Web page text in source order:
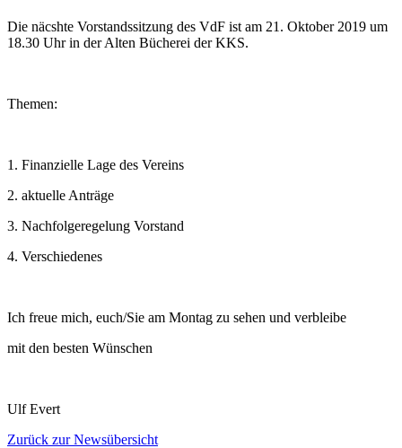
Die näcshte Vorstandssitzung des VdF ist am 21. Oktober 2019 um
18.30 Uhr in der Alten Bücherei der KKS.
Themen:
1. Finanzielle Lage des Vereins
2. aktuelle Anträge
3. Nachfolgeregelung Vorstand
4. Verschiedenes
Ich freue mich, euch/Sie am Montag zu sehen und verbleibe
mit den besten Wünschen
Ulf Evert
Zurück zur Newsübersicht